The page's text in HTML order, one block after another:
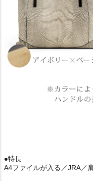
●特長
A4ファイルが入る／JRA／